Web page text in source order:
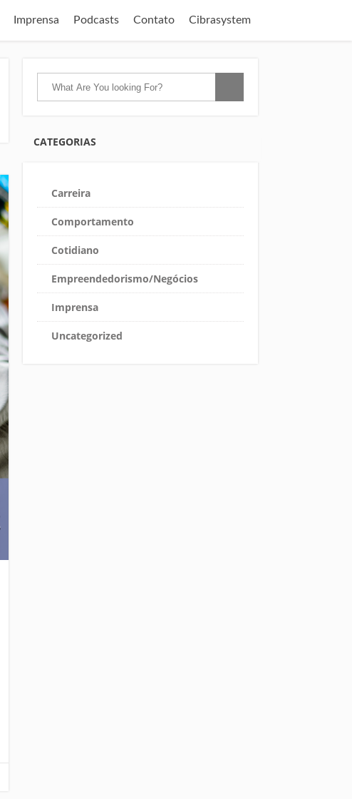
Imprensa Podcasts Contato Cibrasystem
CATEGORIAS
Carreira
Comportamento
Cotidiano
Empreendedorismo/Negócios
Imprensa
Uncategorized